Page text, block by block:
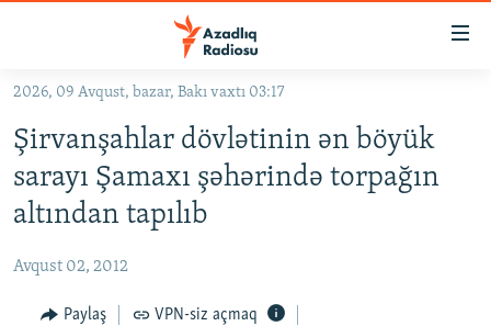
Əsas
qayıt
Əsas
naviqasiyaya
qayıt
#İZAHLA
KORRUPSIOMETR
FƏRQƏ BAX
QANUNI DOĞRU
2026, 09 Avqust, bazar, Bakı vaxtı 03:17
Şirvanşahlar dövlətinin ən böyük
sarayı Şamaxı şəhərində torpağın
altından tapılıb
Avqust 02, 2012
Paylaş VPN-siz açmaq